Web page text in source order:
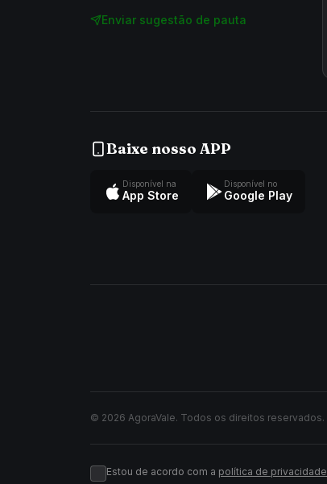
Enviar sugestão de pauta
Baixe nosso APP
Disponível na
App Store
Disponível no
Google Play
© 2026 AgoraVale. Todos os direitos reservados.
Estou de acordo com a política de privacidade